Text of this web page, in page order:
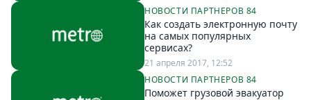
НОВОСТИ ПАРТНЕРОВ 84
Как создать электронную почту
на самых популярных
сервисах?
21 апреля 2017, 12:52
НОВОСТИ ПАРТНЕРОВ 84
Поможет грузовой эвакуатор